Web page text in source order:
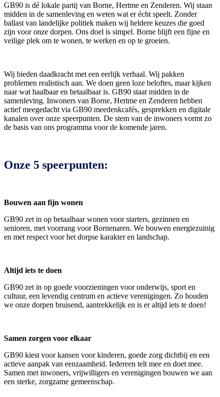
GB90 is dé lokale partij van Borne, Hertme en Zenderen. Wij staan
midden in de samenleving en weten wat er écht speelt. Zonder
ballast van landelijke politiek maken wij heldere keuzes die goed
zijn voor onze dorpen. Ons doel is simpel. Borne blijft een fijne en
veilige plek om te wonen, te werken en op te groeien.
Wij bieden daadkracht met een eerlijk verhaal. Wij pakken
problemen realistisch aan. We doen geen loze beloftes, maar kijken
naar wat haalbaar en betaalbaar is. GB90 staat midden in de
samenleving. Inwoners van Borne, Hertme en Zenderen hebben
actief meegedacht via GB90 meedenkcafés, gesprekken en digitale
kanalen over onze speerpunten. De stem van de inwoners vormt zo
de basis van ons programma voor de komende jaren.
Onze 5 speerpunten:
Bouwen aan fijn wonen
GB90 zet in op betaalbaar wonen voor starters, gezinnen en
senioren, met voorrang voor Bornenaren. We bouwen energiezuinig
en met respect voor het dorpse karakter en landschap.
Altijd iets te doen
GB90 zet in op goede voorzieningen voor onderwijs, sport en
cultuur, een levendig centrum en actieve verenigingen. Zo houden
we onze dorpen bruisend, aantrekkelijk en is er altijd iets te doen!
Samen zorgen voor elkaar
GB90 kiest voor kansen voor kinderen, goede zorg dichtbij en een
actieve aanpak van eenzaamheid. Iedereen telt mee en doet mee.
Samen met inwoners, vrijwilligers en verenigingen bouwen we aan
een sterke, zorgzame gemeenschap.